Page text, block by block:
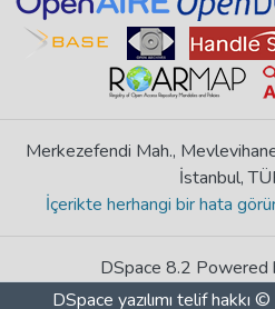
Merkezefendi Mah.,
İstanbul,
İçerikte herhangi bir hata
DSpace 8.2 Powered
DSpace yazılımı telif hakkı